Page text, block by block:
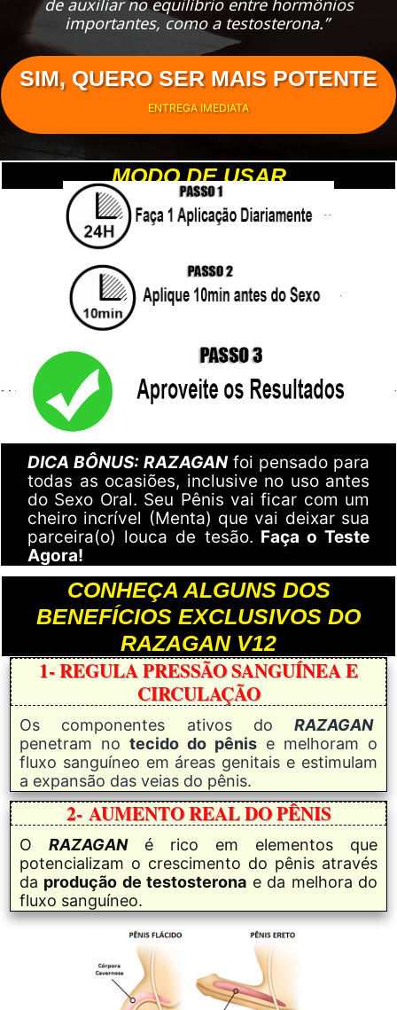
de auxiliar no equilíbrio entre hormônios
importantes, como a testosterona.”
SIM, QUERO SER MAIS POTENTE
ENTREGA IMEDIATA
MODO DE USAR
DICA BÔNUS: RAZAGAN foi pensado para
todas as ocasiões, inclusive no uso antes
do Sexo Oral. Seu Pênis vai ficar com um
cheiro incrível (Menta) que vai deixar sua
parceira(o) louca de tesão. Faça o Teste
Agora!
CONHEÇA ALGUNS DOS
BENEFÍCIOS EXCLUSIVOS DO
RAZAGAN V12
1-REGULA PRESSÃO SANGUÍNEA E
CIRCULAÇÃO
Os componentes ativos do RAZAGAN
penetram no tecido do pênis e melhoram o
fluxo sanguíneo em áreas genitais e estimulam
a expansão das veias do pênis.
2-AUMENTO REAL DO PÊNIS
O RAZAGANé rico em elementos que
potencializam o crescimento do pênis através
da produção de testosterona e da melhora do
fluxo sanguíneo.